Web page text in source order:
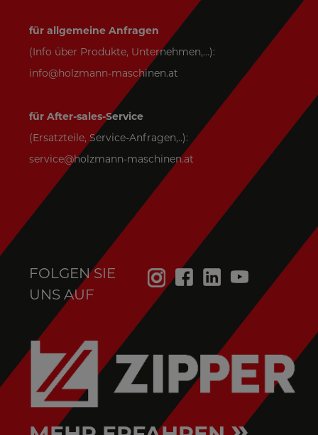
für allgemeine Anfragen
(Info über Produkte, Unternehmen,...):
info@holzmann-maschinen.at
für After-sales-Service
(Ersatzteile, Service-Anfragen,..):
service@holzmann-maschinen.at
FOLGEN SIE
UNS AUF